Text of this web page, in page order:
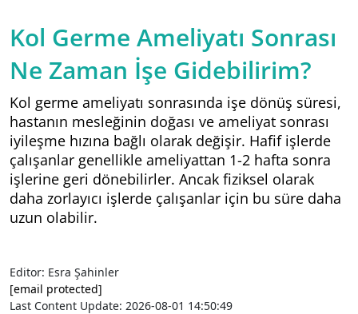
Kol Germe Ameliyatı Sonrası
Ne Zaman İşe Gidebilirim?
Kol germe ameliyatı sonrasında işe dönüş süresi,
hastanın mesleğinin doğası ve ameliyat sonrası
iyileşme hızına bağlı olarak değişir. Hafif işlerde
çalışanlar genellikle ameliyattan 1-2 hafta sonra
işlerine geri dönebilirler. Ancak fiziksel olarak
daha zorlayıcı işlerde çalışanlar için bu süre daha
uzun olabilir.
Editor: Esra Şahinler
[email protected]
Last Content Update: 2026-08-01 14:50:49